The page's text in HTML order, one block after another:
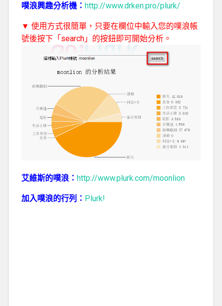
噗浪興趣分析機： http://www.drken.pro/plurk/
▼ 使用方式很簡單，只要在欄位中輸入您的噗浪帳
號後按下「search」的按鈕即可開始分析。
艾維斯的噗浪： http://www.plurk.com/moonlion
加入噗浪的行列： Plurk!